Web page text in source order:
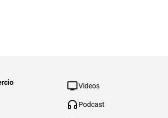
Videos
Podcast